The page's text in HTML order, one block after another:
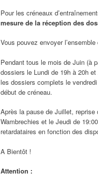
Pour les créneaux
mesure de la réception des
Vous pouvez envoyer
Pendant tous le mois de Juin (à
dossiers le Lundi de 19h à 20h
les dossiers complets le
début de créneau.
Après la pause de Juillet, reprise
Wambrechies et le Jeudi de
retardataires en fonction des
A Bientôt !
Attention :